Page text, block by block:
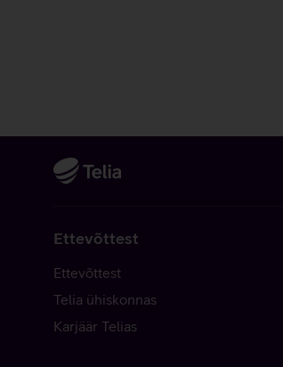
Ettevõttest
Ettevõttest
Telia ühiskonnas
Karjäär Telias